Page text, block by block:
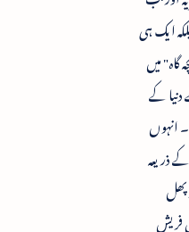
ایک ہی
گاہ" میں
کے
انہوں
ذریعہ
فریش